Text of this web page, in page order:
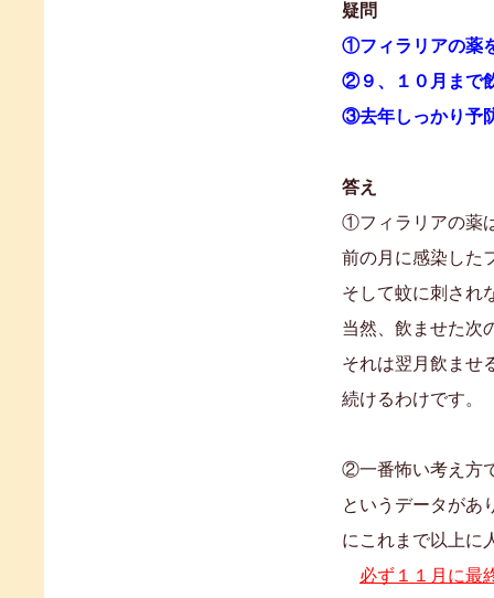
疑問
①フィラリアの薬
②９、１０月まで
③去年しっかり予
答え
①フィラリアの薬
前の月に感染した
そして蚊に刺され
当然、飲ませた次
それは翌月飲ませ
続けるわけです。
②一番怖い考え方
というデータがあ
にこれまで以上に
必ず１１月に最